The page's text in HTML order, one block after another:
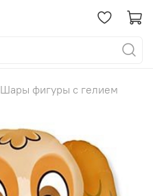
Шары фигуры с гелием